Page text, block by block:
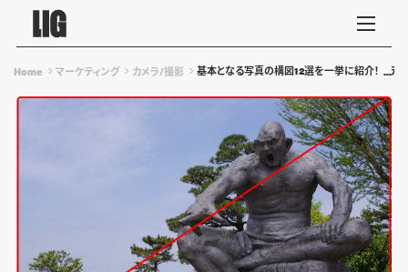
Home マーケティング カメラ/撮影 基本となる写真の構図12選を一挙に紹介！ステ